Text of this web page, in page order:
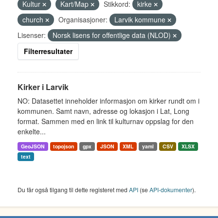
Kultur
Kart/Map Stikkord:
kirke
church
Organisasjoner:
Larvik kommune
Lisenser:
Norsk lisens for offentlige data (NLOD)
Filterresultater
Kirker i Larvik
NO: Datasettet inneholder informasjon om kirker rundt om i
kommunen. Samt navn, adresse og lokasjon i Lat, Long
format. Sammen med en link til kulturnav oppslag for den
enkelte...
GeoJSON topojson gpx JSON XML yaml CSV
XLSX
text
Du får også tilgang til dette registeret med API (seAPI-dokumenter).